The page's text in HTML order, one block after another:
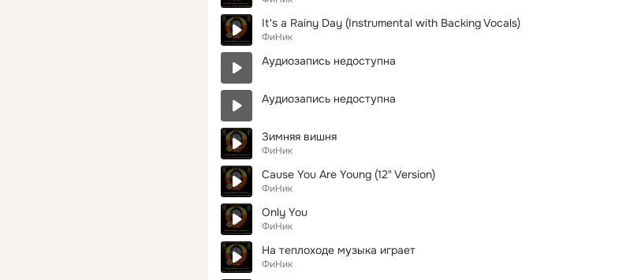
It's a Rainy Day (Instrumental with Backing Vocals)
ФиНик
Аудиозапись недоступна
Аудиозапись недоступна
Зимняя вишня
ФиНик
Cause You Are Young (12" Version)
ФиНик
Only You
ФиНик
На теплоходе музыка играет
ФиНик